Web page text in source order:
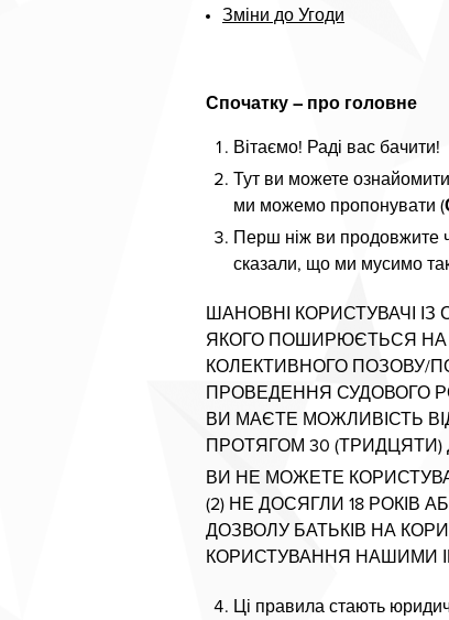
Зміни до Угоди
Спочатку – про головне
Вітаємо! Раді вас бачити!
Тут ви можете
ми можемо пропонувати (
Перш ніж ви продовжите
сказали, що ми мусимо
ШАНОВНІ КОРИСТУВАЧІ
ЯКОГО ПОШИРЮЄТЬСЯ НА
КОЛЕКТИВНОГО ПОЗОВУ/
ПРОВЕДЕННЯ СУДОВОГО
ВИ МАЄТЕ МОЖЛИВІСТЬ
ПРОТЯГОМ 30 (ТРИДЦЯТИ)
ВИ НЕ МОЖЕТЕ
(2) НЕ ДОСЯГЛИ 18 РОКІВ
ДОЗВОЛУ БАТЬКІВ НА
КОРИСТУВАННЯ НАШИМИ
Ці правила стають